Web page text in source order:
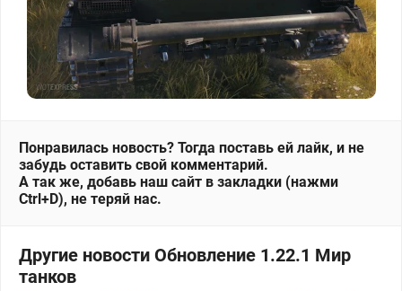
Понравилась новость? Тогда поставь ей лайк, и не
забудь оставить свой комментарий.
А так же, добавь наш сайт в закладки (нажми
Ctrl+D), не теряй нас.
Другие новости Обновление 1.22.1 Мир
танков